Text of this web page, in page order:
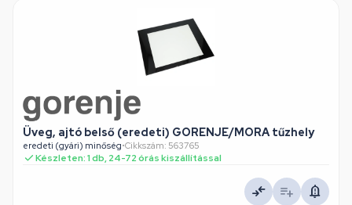
Üveg, ajtó belső (eredeti) GORENJE/MORA tűzhely
eredeti (gyári) minőség•Cikkszám: 563765
Készleten: 1 db, 24-72 órás kiszállítással